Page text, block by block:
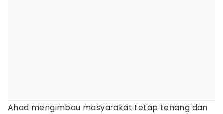
Ahad mengimbau masyarakat tetap tenang dan